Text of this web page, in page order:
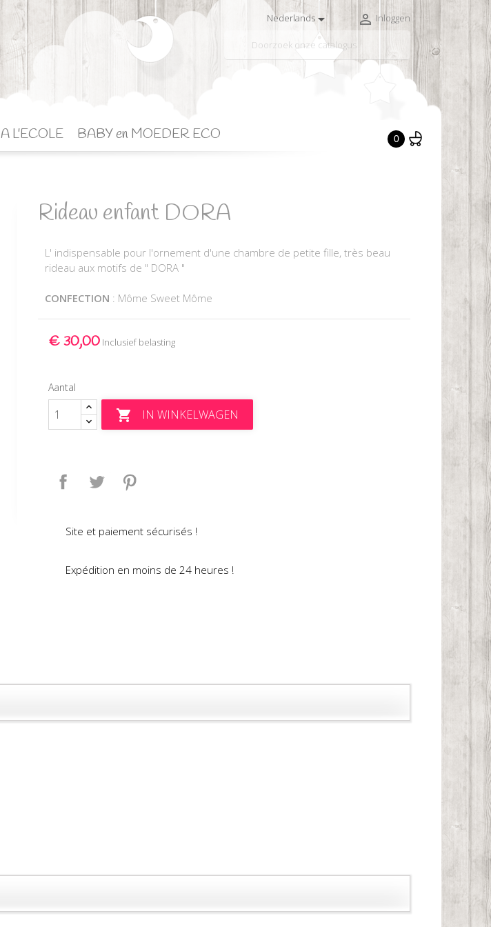
Nederlands  Inloggen

A L'ECOLE BABY en MOEDER ECO 0
Rideau enfant DORA
L' indispensable pour l'ornement d'une chambre de petite fille, très beau
rideau aux motifs de " DORA "
CONFECTION : Môme Sweet Môme
€ 30,00 Inclusief belasting
Aantal
 IN WINKELWAGEN
Delen Tweet
Site et paiement sécurisés !
Expédition en moins de 24 heures !